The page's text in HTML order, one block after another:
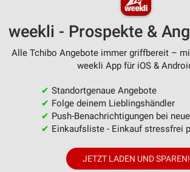
weekli - Prospekte &
Alle Tchibo Angebote immer griffbereit –
weekli App für iOS &
✔ Standortgenaue Angebote
✔ Folge deinem Lieblingshändler
✔ Push-Benachrichtigungen bei
✔ Einkaufsliste - Einkauf stressfrei
JETZT LADEN UND SPAREN!